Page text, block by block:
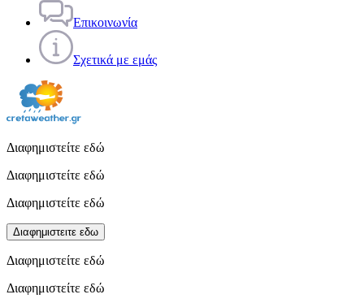
Επικοινωνία
Σχετικά με εμάς
Διαφημιστείτε εδώ
Διαφημιστείτε εδώ
Διαφημιστείτε εδώ
Διαφημιστειτε εδω
Διαφημιστείτε εδώ
Διαφημιστείτε εδώ